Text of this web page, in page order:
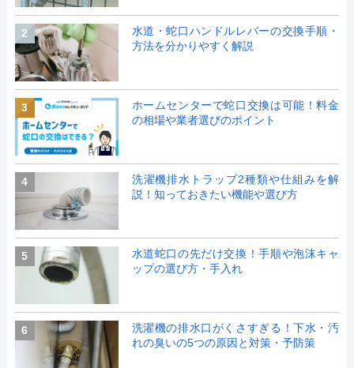
2
水道・蛇口ハンドルレバーの交換手順・
方法を分かりやすく解説
3
ホームセンターで蛇口交換は可能！料金
の相場や業者選びのポイント
4
洗濯機排水トラップ2種類や仕組みを解
説！知っておきたい機能や選び方
5
水道蛇口の先だけ交換！手順や泡沫キャ
ップの選び方・手入れ
6
洗濯機の排水口がくさすぎる！下水・汚
れの臭いの5つの原因と対策・予防策